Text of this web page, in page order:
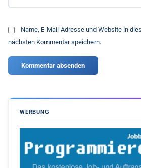
Name, E-Mail-Adresse und Website in
nächsten Kommentar speichern.
WERBUNG